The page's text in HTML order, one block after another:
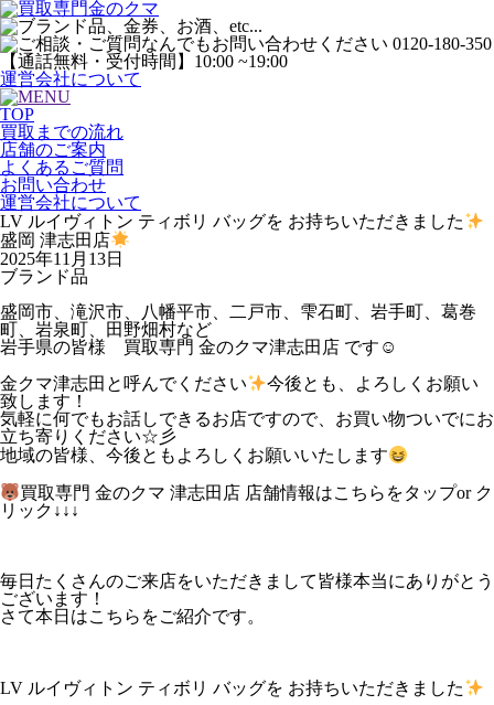
運営会社について
TOP
買取までの流れ
店舗のご案内
よくあるご質問
お問い合わせ
運営会社について
LV ルイヴィトン ティボリ バッグを お持ちいただきました
盛岡 津志田店
2025年11月13日
ブランド品
盛岡市、滝沢市、八幡平市、二戸市、雫石町、岩手町、葛巻
町、岩泉町、田野畑村など
岩手県の皆様 買取専門 金のクマ津志田店 です☺
金クマ津志田と呼んでください
今後とも、よろしくお願い
致します！
気軽に何でもお話しできるお店ですので、お買い物ついでにお
立ち寄りください☆彡
地域の皆様、今後ともよろしくお願いいたします
買取専門 金のクマ 津志田店 店舗情報はこちらをタップor ク
リック↓↓↓
毎日たくさんのご来店をいただきまして皆様本当にありがとう
ございます！
さて本日はこちらをご紹介です。
LV ルイヴィトン ティボリ バッグを お持ちいただきました